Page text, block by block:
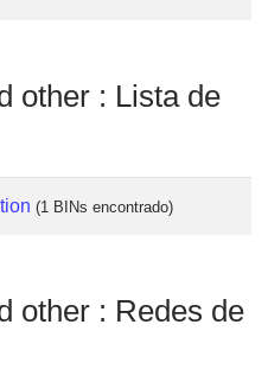
other : Lista de
(1 BINs encontrado)
other : Redes de